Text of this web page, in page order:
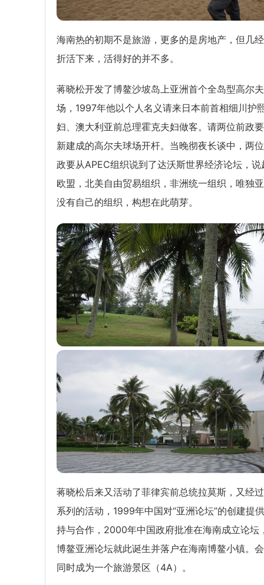
海南热的初期不是旅游，更多的是房地产，但几
折活下来，活得好的并不多。
蒋晓松开发了博鳌沙坡岛上亚洲首个全岛型高尔
场，1997年他以个人名义请来日本前首相细川护
妇、澳大利亚前总理霍克夫妇做客。请两位前政
新建成的高尔夫球场开杆。当晚彻夜长谈中，两
政要从APEC组织说到了达沃斯世界经济论坛，说
欧盟，北美自由贸易组织，非洲统一组织，唯独
没有自己的组织，构想在此萌芽。
蒋晓松后来又活动了菲律宾前总统拉莫斯，又经
系列的活动，1999年中国对“亚洲论坛”的创建提
持与合作，2000年中国政府批准在海南成立论坛
博鳌亚洲论坛就此诞生并落户在海南博鳌小镇。
同时成为一个旅游景区（4A）。